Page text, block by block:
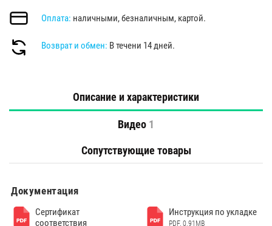
Оплата: наличными, безналичным, картой.
Возврат и обмен: В течени 14 дней.
Описание и характеристики
Видео 1
Сопутствующие товары
Документация
Сертификат
соответствия
Инструкция по укладке
PDF, 0.91MB